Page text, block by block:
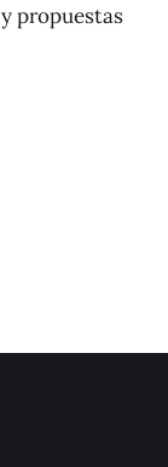
propuestas